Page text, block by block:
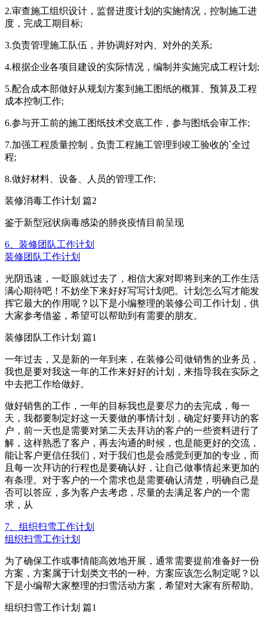
2.审查施工组织设计，监督进度计划的实施情况，控制施工进
度，完成工期目标;
3.负责管理施工队伍，并协调好对内、对外的关系;
4.根据企业各项目建设的实际情况，编制并实施完成工程计划;
5.配合成本部做好从规划方案到施工图纸的概算、预算及工程
成本控制工作;
6.参与开工前的施工图纸技术交底工作，参与图纸会审工作;
7.加强工程质量控制，负责工程施工管理到竣工验收的`全过
程;
8.做好材料、设备、人员的管理工作;
装修消毒工作计划 篇2
鉴于新型冠状病毒感染的肺炎疫情目前呈现
6、装修团队工作计划
装修团队工作计划
光阴迅速，一眨眼就过去了，相信大家对即将到来的工作生活
满心期待吧！不妨坐下来好好写写计划吧。计划怎么写才能发
挥它最大的作用呢？以下是小编整理的装修公司工作计划，供
大家参考借鉴，希望可以帮助到有需要的朋友。
装修团队工作计划 篇1
一年过去，又是新的一年到来，在装修公司做销售的业务员，
我也是要对我这一年的工作来好好的计划，来指导我在实际之
中去把工作给做好。
做好销售的工作，一年的目标我也是要尽力的去完成，每一
天，我都要制定好这一天要做的事情计划，确定好要拜访的客
户，前一天也是需要对第二天去拜访的客户的一些资料进行了
解，这样熟悉了客户，再去沟通的时候，也是能更好的交流，
能让客户更信任我们，对于我们也是会感觉到更加的专业，而
且每一次拜访的行程也是要确认好，让自己做事情起来更加的
有条理。对于客户的一个需求也是需要确认清楚，明确自己是
否可以答应，多为客户去考虑，尽量的去满足客户的一个需
求，从
7、组织扫雪工作计划
组织扫雪工作计划
为了确保工作或事情能高效地开展，通常需要提前准备好一份
方案，方案属于计划类文书的一种。方案应该怎么制定呢？以
下是小编帮大家整理的扫雪活动方案，希望对大家有所帮助。
组织扫雪工作计划 篇1